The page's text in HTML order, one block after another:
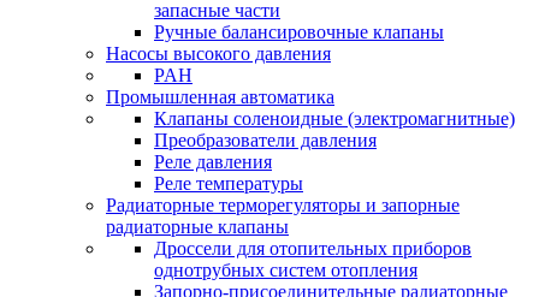
запасные части
Ручные балансировочные клапаны
Насосы высокого давления
PAH
Промышленная автоматика
Клапаны соленоидные (электромагнитные)
Преобразователи давления
Реле давления
Реле температуры
Радиаторные терморегуляторы и запорные
радиаторные клапаны
Дроссели для отопительных приборов
однотрубных систем отопления
Запорно-присоединительные радиаторные